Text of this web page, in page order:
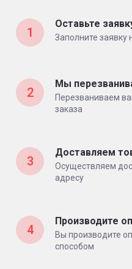
1
Оставьте
Заполните заявку
2
Мы
Перезваниваем
заказа
3
Доставляем
Осуществляем
адресу
4
Производите
Вы производите
способом